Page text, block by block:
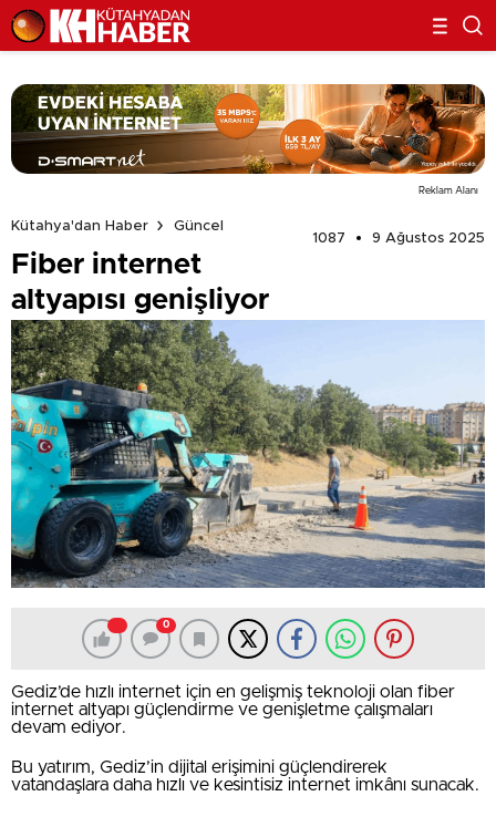
Reklam Alanı
Kütahya'dan Haber
Güncel
1087
9 Ağustos 2025
Fiber internet
altyapısı genişliyor
0
Gediz’de hızlı internet için en gelişmiş teknoloji olan fiber
internet altyapı güçlendirme ve genişletme çalışmaları
devam ediyor.
Bu yatırım, Gediz’in dijital erişimini güçlendirerek
vatandaşlara daha hızlı ve kesintisiz internet imkânı sunacak.